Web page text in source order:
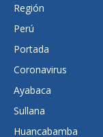
Región
Perú
Portada
Coronavirus
Ayabaca
Sullana
Huancabamba